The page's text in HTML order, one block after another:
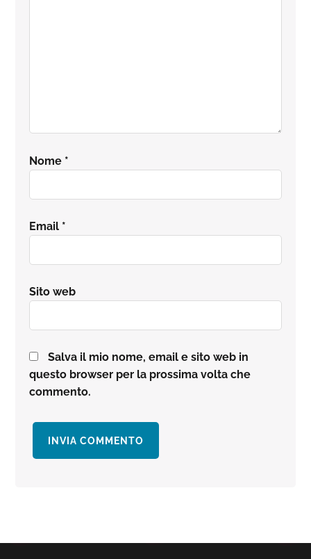
Nome *
Email *
Sito web
Salva il mio nome, email e sito web in
questo browser per la prossima volta che
commento.